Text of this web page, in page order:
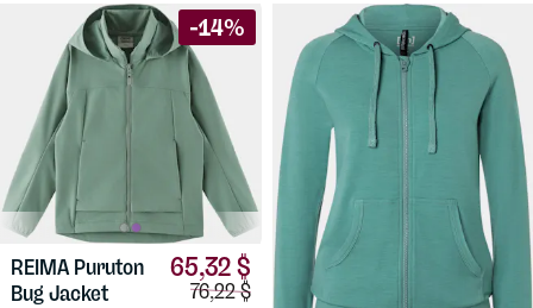
-14%
65,32 $
Vergleichspreis:
76,22 $
REIMAPuruton
Bug Jacket